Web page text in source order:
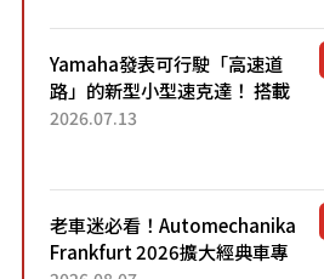
Yamaha發表可行駛「高速道
路」的新型小型速克達！ 搭載
能享受超強勁「渦輪感」的動
2026.07.13
老車迷必看！Automechanika
Frankfurt 2026擴大經典車專